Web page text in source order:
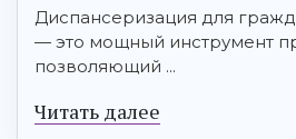
Диспансеризация для
— это мощный инструмент
позволяющий ...
Читать далее